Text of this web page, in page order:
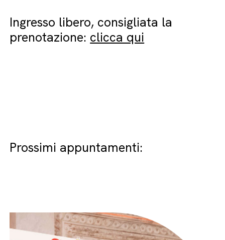
Ingresso libero, consigliata la
prenotazione: clicca qui
Prossimi appuntamenti: